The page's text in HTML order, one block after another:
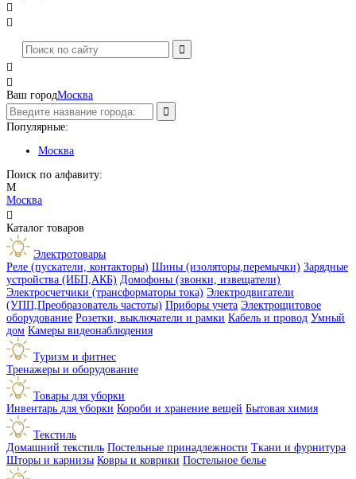




Ваш городМосква
Популярные:
Москва
Поиск по алфавиту:
М
Москва

Каталог товаров
Электротовары
Реле (пускатели, контакторы) Шины (изоляторы,перемычки) Зарядные
устройства (ИБП,АКБ) Домофоны (звонки, извещатели)
Электросчетчики (трансформаторы тока) Электродвигатели
(УПП,Преобразователь частоты) Приборы учета Электрощитовое
оборудование Розетки, выключатели и рамки Кабель и провод Умный
дом Камеры видеонаблюдения
Туризм и фитнес
Тренажеры и оборудование
Товары для уборки
Инвентарь для уборки Короби и хранение вещей Бытовая химия
Текстиль
Домашний текстиль Постельные принадлежности Ткани и фурнитура
Шторы и карнизы Ковры и коврики Постельное белье